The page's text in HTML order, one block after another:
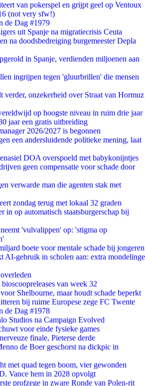
van pokerspel en grijpt geel op Ventoux
(not very sfw!)
de Dag #1979
uit Spanje na migratiecrisis Ceuta
na doodsbedreiging burgemeester Depla
in Spanje, verdienden miljoenen aan
ingrijpen tegen 'gluurbrillen' die mensen
verder, onzekerheid over Straat van Hormuz
op hoogste niveau in ruim drie jaar
jaar een gratis uitbreiding
2026/2027 is begonnen
een andersluidende politieke mening, laat
DOA overspoeld met babykonijntjes
geen compensatie voor schade door
verwarde man die agenten stak met
zondag terug met lokaal 32 graden
in op automatisch staatsburgerschap bij
'vulvalippen' op: 'stigma op
boete voor mentale schade bij jongeren
AI-gebruik in scholen aan: extra mondelinge
van week 32
Shelbourne, maar houdt schade beperkt
bij ruime Europese zege FC Twente
de Dag #1978
Studios na Campaign Evolved
voor einde fysieke games
finale, Pieterse derde
de Boer geschorst na dickpic in
met quad tegen boom, vier gewonden
Vance hem in 2028 opvolgt
profzege in zware Ronde van Polen-rit